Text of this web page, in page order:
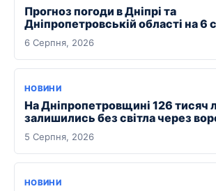
Прогноз погоди в Дніпрі та
Дніпропетровській області на 6
6 Серпня, 2026
НОВИНИ
На Дніпропетровщині 126 тисяч
залишились без світла через
5 Серпня, 2026
НОВИНИ